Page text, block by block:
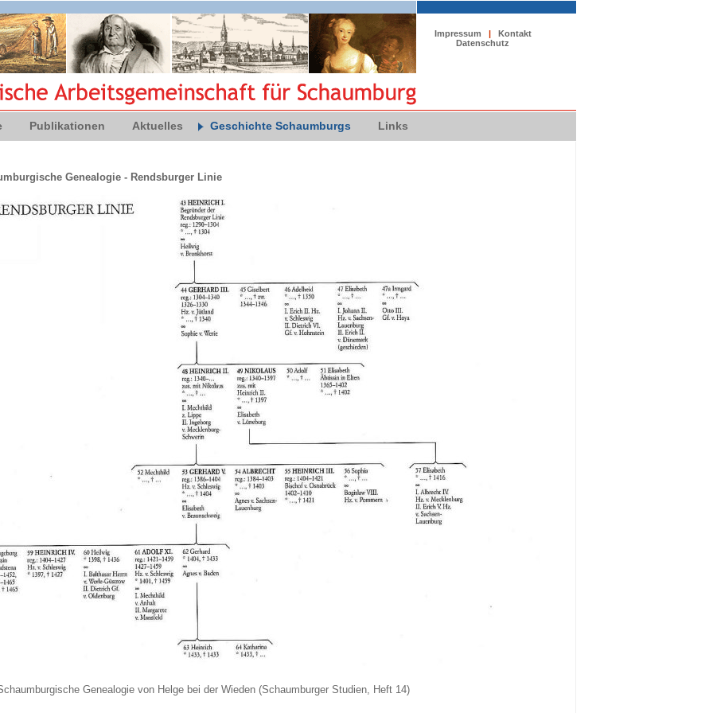
Impressum |
Kontakt
Datenschutz
Publikationen Aktuelles Geschichte Schaumburgs Links
Genealogie - Rendsburger Linie
Genealogie von Helge bei der Wieden (Schaumburger Studien, Heft 14)